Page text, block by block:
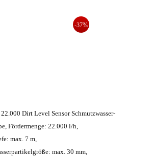
-37%
22.000 Dirt Level Sensor Schmutzwasser-
Fördermenge: 22.000 l/h,
max. 7 m,
max. 30 mm,